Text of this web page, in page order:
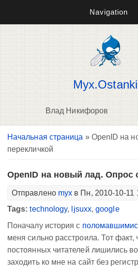
Navigation
Влад Никифоров
Вы здесь
Начальная страница » OpenID на
перекличкой
OpenID на новый лад. Опрос
Отправлено myx в Пн, 2010-10-11
Tags:technology, ljsuxx,google
Поначалу история с
меня сильно расстроила. Тот факт,
постоянных читателей лишились
заходить ко мне на сайт без